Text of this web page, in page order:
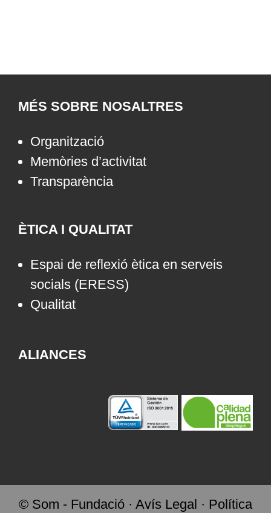
MÉS SOBRE NOSALTRES
Organització
Memòries d’activitat
Transparència
ÈTICA I QUALITAT
Espai de reflexió ètica en serveis
socials (ERESS)
Qualitat
ALIANCES
© Som - Fundació · Avís Legal · Política